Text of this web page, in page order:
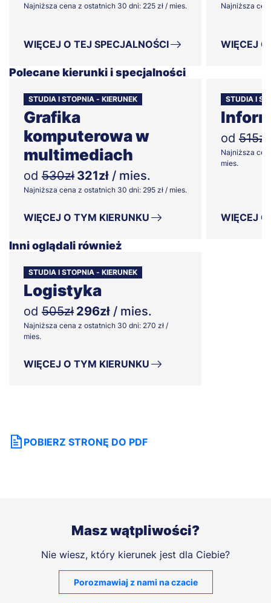
Najniższa cena z ostatnich 30 dni: 225 zł / mies.
WIĘCEJ O TEJ SPECJALNOŚCI
Najniższa
WIĘCEJ
Polecane kierunki i specjalności
STUDIA I STOPNIA - KIERUNEK
Grafika
komputerowa w
multimediach
od 530zł 321zł / mies.
Najniższa cena z ostatnich 30 dni: 295 zł / mies.
WIĘCEJ O TYM KIERUNKU
STUDIA I
od 515zł
Najniższa
mies.
WIĘCEJ
Inni oglądali również
STUDIA I STOPNIA - KIERUNEK
Logistyka
od 505zł 296zł / mies.
Najniższa cena z ostatnich 30 dni: 270 zł /
mies.
WIĘCEJ O TYM KIERUNKU
POBIERZ STRONĘ DO PDF
Masz wątpliwości?
Nie wiesz, który kierunek jest dla Ciebie?
Porozmawiaj z nami na czacie